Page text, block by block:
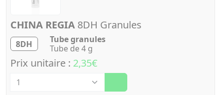
CHINA REGIA 8DH Granules
8DH
Tube granules
Tube de 4 g
Prix unitaire : 2,35€